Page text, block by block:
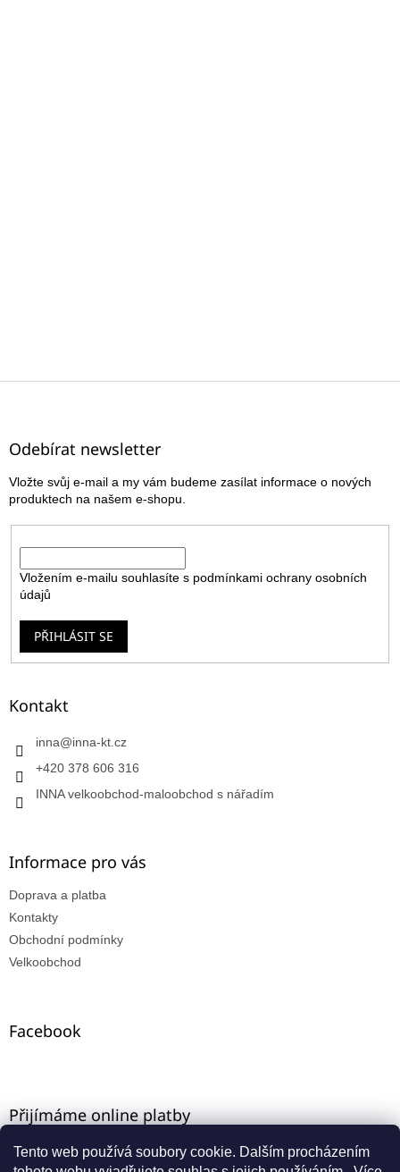
Tento web používá soubory cookie. Dalším procházením
Z
Odebírat newsletter
Vložte svůj e-mail a my vám budeme zasílat informace o nových
produktech na našem e-shopu.
Vložením e-mailu souhlasíte s podmínkami ochrany osobních
údajů
PŘIHLÁSIT SE
Kontakt
inna@inna-kt.cz
+420 378 606 316
INNA velkoobchod-maloobchod s nářadím
Informace pro vás
Doprava a platba
Kontakty
Obchodní podmínky
Velkoobchod
Facebook
Přijímáme online platby